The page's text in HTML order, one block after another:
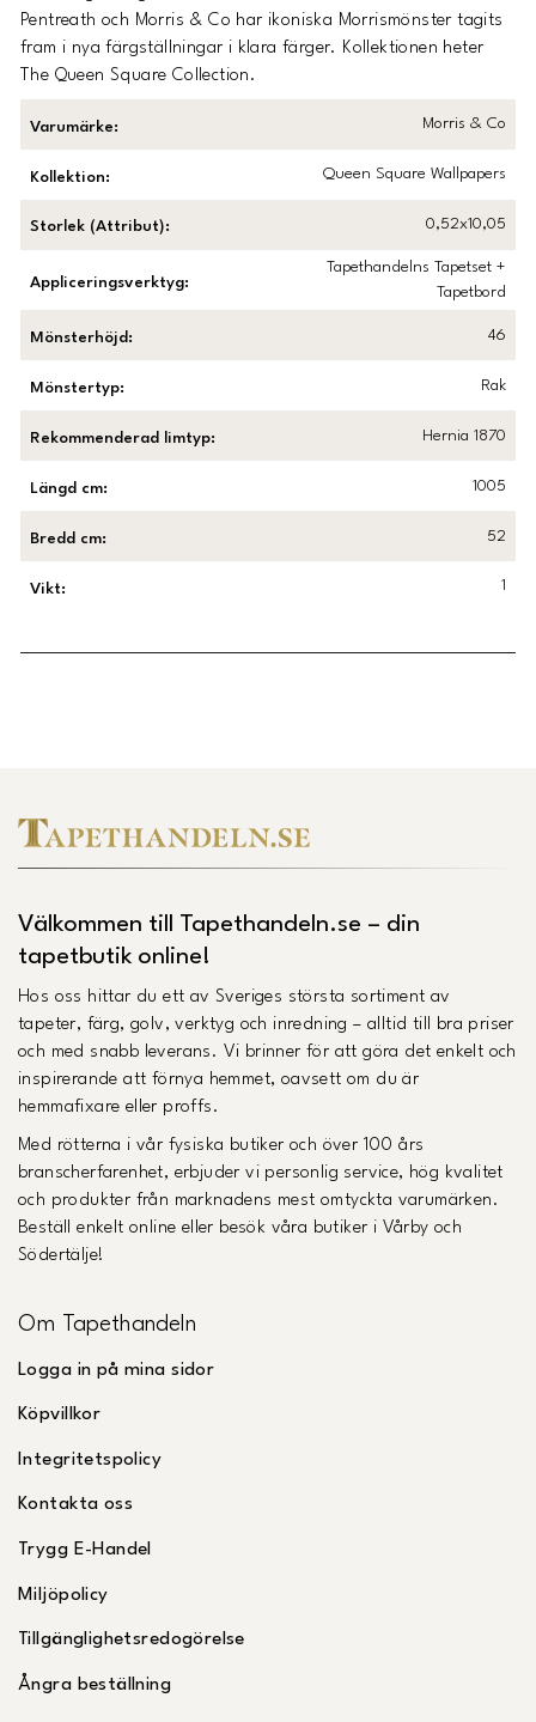
Pentreath och Morris & Co har ikoniska Morrismönster tagits
fram i nya färgställningar i klara färger. Kollektionen heter
The Queen Square Collection.
Varumärke: Morris & Co
Kollektion: Queen Square Wallpapers
Storlek (Attribut): 0,52x10,05
Appliceringsverktyg:
Tapethandelns Tapetset +
Tapetbord
Mönsterhöjd : 46
Mönstertyp: Rak
Rekommenderad limtyp: Hernia 1870
Längd cm: 1005
Bredd cm: 52
Vikt: 1
Välkommen till Tapethandeln.se – din
tapetbutik online!
Hos oss hittar du ett av Sveriges största sortiment av
tapeter, färg, golv, verktyg och inredning – alltid till bra priser
och med snabb leverans. Vi brinner för att göra det enkelt och
inspirerande att förnya hemmet, oavsett om du är
hemmafixare eller proffs.
Med rötterna i vår fysiska butiker och över 100 års
branscherfarenhet, erbjuder vi personlig service, hög kvalitet
och produkter från marknadens mest omtyckta varumärken.
Beställ enkelt online eller besök våra butiker i Vårby och
Södertälje!
Om Tapethandeln
Logga in på mina sidor
Köpvillkor
Integritetspolicy
Kontakta oss
Trygg E-Handel
Miljöpolicy
Tillgänglighetsredogörelse
Ångra beställning